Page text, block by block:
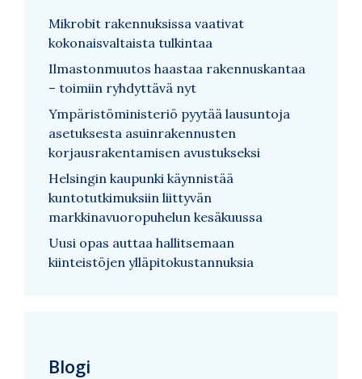
Mikrobit rakennuksissa vaativat
kokonaisvaltaista tulkintaa
Ilmastonmuutos haastaa rakennuskantaa
– toimiin ryhdyttävä nyt
Ympäristöministeriö pyytää lausuntoja
asetuksesta asuinrakennusten
korjausrakentamisen avustukseksi
Helsingin kaupunki käynnistää
kuntotutkimuksiin liittyvän
markkinavuoropuhelun kesäkuussa
Uusi opas auttaa hallitsemaan
kiinteistöjen ylläpitokustannuksia
Blogi